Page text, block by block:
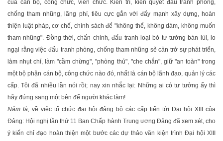
của cán bộ, công chức, viên chức. Kiên trì, kiên quyết đấu tranh phòng,
chống tham nhũng, lãng phí, tiêu cực gắn với đẩy mạnh xây dựng, hoàn
thiện luật pháp, cơ chế, chính sách để "không thể, không dám, không muốn
tham nhũng". Đồng thời, chấn chỉnh, đấu tranh loại bỏ tư tưởng bàn lùi, lo
ngại rằng việc đấu tranh phòng, chống tham nhũng sẽ cản trở sự phát triển,
làm nhụt chí, làm "cầm chừng", "phòng thủ", "che chắn", giữ "an toàn" trong
một bộ phận cán bộ, công chức nào đó, nhất là cán bộ lãnh đạo, quản lý các
cấp. Tôi đã nhiều lần nói rồi; nay xin nhắc lại: Những ai có tư tưởng ấy thì
hãy đứng sang một bên để người khác làm!
Năm là, về việc tổ chức đại hội đảng bộ các cấp tiến tới Đại hội XIII của
Đảng: Hội nghị lần thứ 11 Ban Chấp hành Trung ương Đảng đã xem xét, cho
ý kiến chỉ đạo hoàn thiện một bước các dự thảo văn kiện trình Đại hội XIII